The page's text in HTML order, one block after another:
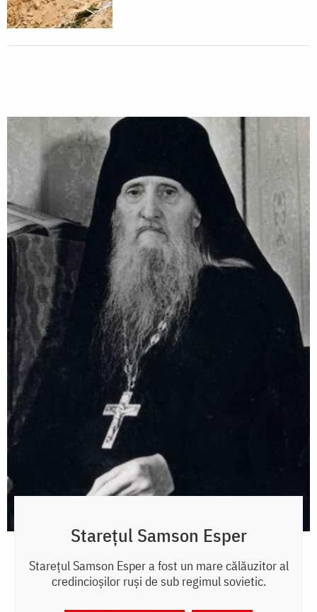
Starețul Samson Esper
Starețul Samson Esper a fost un mare călăuzitor al
credincioșilor ruși de sub regimul sovietic.